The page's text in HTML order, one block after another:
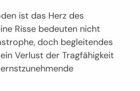
ist das Herz des
Risse bedeuten nicht
doch begleitendes
Verlust der Tragfähigkeit